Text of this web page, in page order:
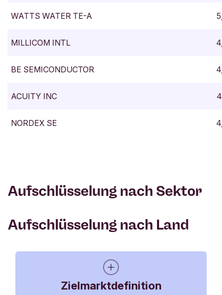
WATTS WATER TE-A
MILLICOM INTL
BE SEMICONDUCTOR
ACUITY INC
NORDEX SE
Aufschlüsselung nach Sektor
Aufschlüsselung nach Land
Zielmarktdefinition